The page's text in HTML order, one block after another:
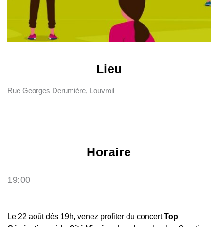
Lieu
Rue Georges Derumière, Louvroil
Horaire
19:00
Le 22 août dès 19h, venez profiter du concertTop